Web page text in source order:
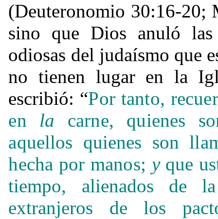
(Deuteronomio 30:16-
sino que Dios anuló
odiosas del judaísmo que
no tienen lugar en la
escribió: “Por tanto,
en la carne, quienes
aquellos quienes son
hecha por manos; yque
tiempo, alienados de
extranjeros de los